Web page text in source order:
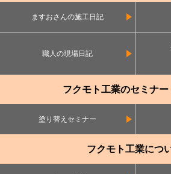
ますおさんの施工日記
職人の現場日記
フクモト工業のセミナ
塗り替えセミナー
フクモト工業につ